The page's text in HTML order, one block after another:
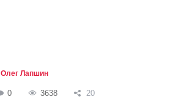
Олег Лапшин
0 3638 20